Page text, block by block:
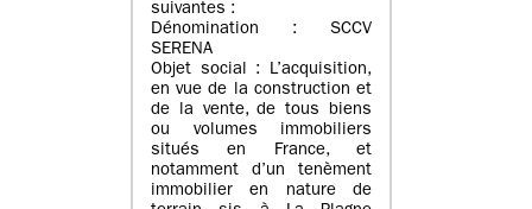
suivantes :
Dénomination : SCCV
SERENA
Objet social : L’acquisition,
en vue de la construction et
de la vente, de tous biens
ou volumes immobiliers
situés en France, et
notamment d’un tenèment
immobilier en nature de